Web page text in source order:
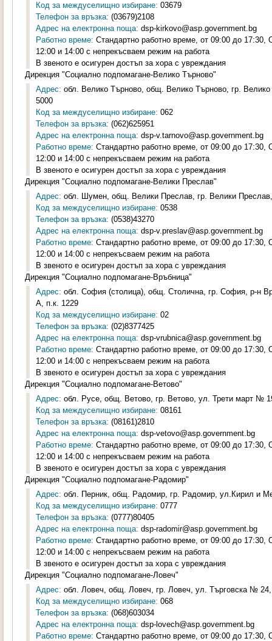
Код за междуселищно избиране: 03679
Телефон за връзка: (03679)2108
Адрес на електронна поща: dsp-kirkovo@asp.government.bg
Работно време: Стандартно работно време, от 09:00 до
12:00 и 14:00 с непрекъсваем режим на работа
В звеното е осигурен достъп за хора с увреждания
Дирекция "Социално подпомагане-Велико Търново"
Адрес: обл. Велико Търново, общ. Велико Търново, гр.
5000
Код за междуселищно избиране: 062
Телефон за връзка: (062)625951
Адрес на електронна поща: dsp-v.tarnovo@asp.government.bg
Работно време: Стандартно работно време, от 09:00 до
12:00 и 14:00 с непрекъсваем режим на работа
В звеното е осигурен достъп за хора с увреждания
Дирекция "Социално подпомагане-Велики Преслав"
Адрес: обл. Шумен, общ. Велики Преслав, гр. Велики
Код за междуселищно избиране: 0538
Телефон за връзка: (0538)43270
Адрес на електронна поща: dsp-v.preslav@asp.government.bg
Работно време: Стандартно работно време, от 09:00 до
12:00 и 14:00 с непрекъсваем режим на работа
В звеното е осигурен достъп за хора с увреждания
Дирекция "Социално подпомагане-Връбница"
Адрес: обл. София (столица), общ. Столична, гр. София, р-н
А, п.к. 1229
Код за междуселищно избиране: 02
Телефон за връзка: (02)8377425
Адрес на електронна поща: dsp-vrubnica@asp.government.bg
Работно време: Стандартно работно време, от 09:00 до
12:00 и 14:00 с непрекъсваем режим на работа
В звеното е осигурен достъп за хора с увреждания
Дирекция "Социално подпомагане-Ветово"
Адрес: обл. Русе, общ. Ветово, гр. Ветово, ул. Трети март №
Код за междуселищно избиране: 08161
Телефон за връзка: (08161)2810
Адрес на електронна поща: dsp-vetovo@asp.government.bg
Работно време: Стандартно работно време, от 09:00 до
12:00 и 14:00 с непрекъсваем режим на работа
В звеното е осигурен достъп за хора с увреждания
Дирекция "Социално подпомагане-Радомир"
Адрес: обл. Перник, общ. Радомир, гр. Радомир, ул.Кирил и
Код за междуселищно избиране: 0777
Телефон за връзка: (0777)80405
Адрес на електронна поща: dsp-radomir@asp.government.bg
Работно време: Стандартно работно време, от 09:00 до
12:00 и 14:00 с непрекъсваем режим на работа
В звеното е осигурен достъп за хора с увреждания
Дирекция "Социално подпомагане-Ловеч"
Адрес: обл. Ловеч, общ. Ловеч, гр. Ловеч, ул. Търговска № 24,
Код за междуселищно избиране: 068
Телефон за връзка: (068)603034
Адрес на електронна поща: dsp-lovech@asp.government.bg
Работно време: Стандартно работно време, от 09:00 до